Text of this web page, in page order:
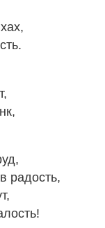
радость,